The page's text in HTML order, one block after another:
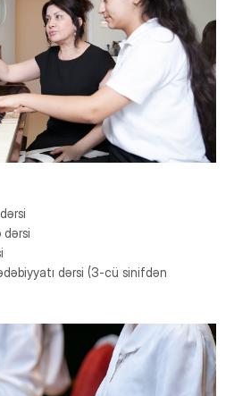
dərsi (3-cü sinifdən